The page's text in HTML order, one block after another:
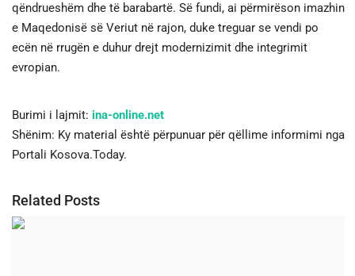
qëndrueshëm dhe të barabartë. Së fundi, ai përmirëson imazhin
e Maqedonisë së Veriut në rajon, duke treguar se vendi po
ecën në rrugën e duhur drejt modernizimit dhe integrimit
evropian.
Burimi i lajmit: ina-online.net
Shënim: Ky material është përpunuar për qëllime informimi nga
Portali Kosova.Today.
Related Posts